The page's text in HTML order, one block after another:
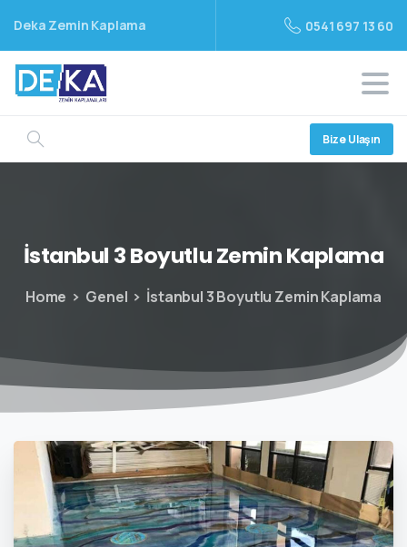
Deka Zemin Kaplama 0541 697 13 60
Bize Ulaşın
İstanbul 3BoyutluZeminKaplama
Home Genel İstanbul 3 Boyutlu Zemin Kaplama